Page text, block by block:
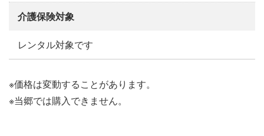
介護保険対象
レンタル対象です
※価格は変動することがあります。
※当郷では購入できません。